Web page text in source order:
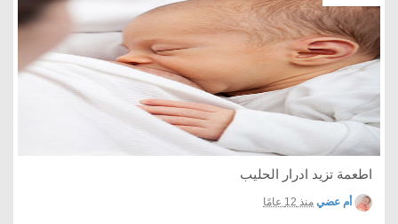
اطعمة تزيد ادرار الحليب
أم عضي منذ 12 عامًا